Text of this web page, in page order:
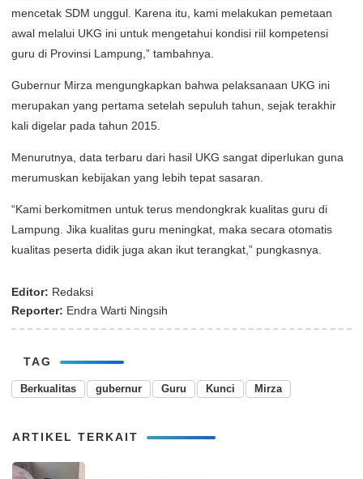
mencetak SDM unggul. Karena itu, kami melakukan pemetaan
awal melalui UKG ini untuk mengetahui kondisi riil kompetensi
guru di Provinsi Lampung,” tambahnya.
Gubernur Mirza mengungkapkan bahwa pelaksanaan UKG ini
merupakan yang pertama setelah sepuluh tahun, sejak terakhir
kali digelar pada tahun 2015.
Menurutnya, data terbaru dari hasil UKG sangat diperlukan guna
merumuskan kebijakan yang lebih tepat sasaran.
“Kami berkomitmen untuk terus mendongkrak kualitas guru di
Lampung. Jika kualitas guru meningkat, maka secara otomatis
kualitas peserta didik juga akan ikut terangkat,” pungkasnya.
Editor: Redaksi
Reporter: Endra Warti Ningsih
TAG
Berkualitas gubernur Guru Kunci Mirza
ARTIKEL TERKAIT